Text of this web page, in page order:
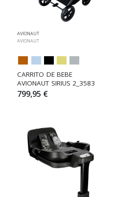
AVIONAUT
AVIONAUT
CARRITO DE BEBE
AVIONAUT SIRIUS 2_3583
799,95 €